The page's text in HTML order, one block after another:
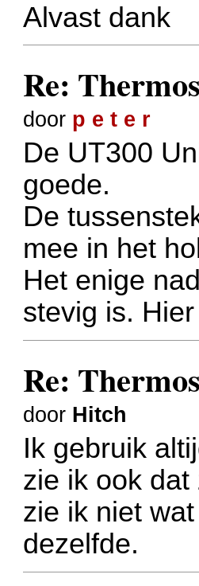
Alvast dank
Re:
door p e t e r
De UT300
goede.
De
mee in het
Het enige
stevig is.
Re:
door Hitch
Ik gebruik
zie ik ook
zie ik niet
dezelfde.